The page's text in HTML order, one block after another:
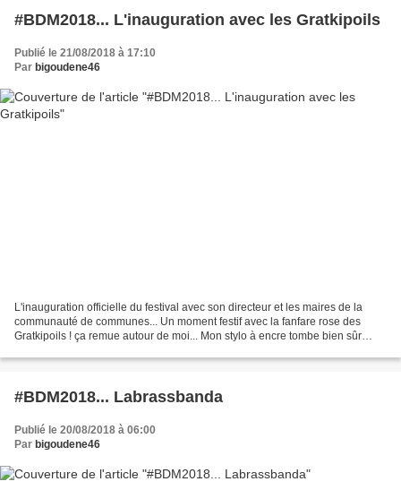
#BDM2018... L'inauguration avec les Gratkipoils
Publié le 21/08/2018 à 17:10
Par bigoudene46
L'inauguration officielle du festival avec son directeur et les maires de la
communauté de communes... Un moment festif avec la fanfare rose des
Gratkipoils ! ça remue autour de moi... Mon stylo à encre tombe bien sûr
#BDM2018... Labrassbanda
Publié le 20/08/2018 à 06:00
Par bigoudene46